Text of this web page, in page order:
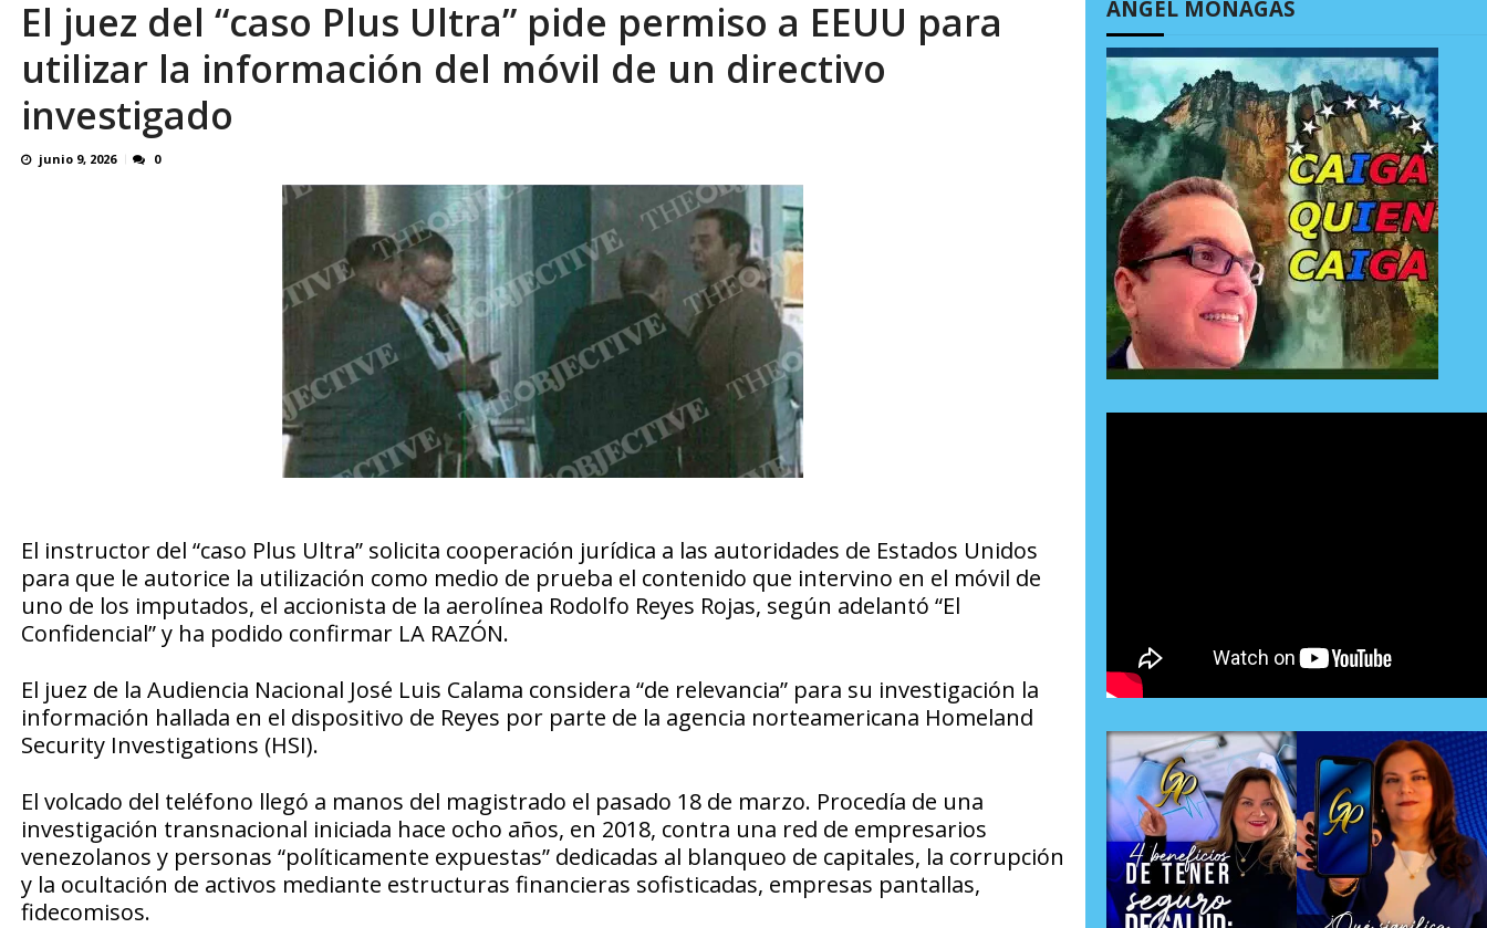
Familiares realizaron nueva vigilia en El Rodeo I por la libertad inmediata de l... AGOSTO 5, 2026
El juez del “caso Plus Ultra” pide permiso a EEUU para
utilizar la información del móvil de un directivo
investigado
junio 9, 2026 0
El instructor del “caso Plus Ultra” solicita cooperación jurídica a las autoridades de Estados Unidos
para que le autorice la utilización como medio de prueba el contenido que intervino en el móvil de
uno de los imputados, el accionista de la aerolínea Rodolfo Reyes Rojas, según adelantó “El
Confidencial” y ha podido confirmar LA RAZÓN.
El juez de la Audiencia Nacional José Luis Calama considera “de relevancia” para su investigación la
información hallada en el dispositivo de Reyes por parte de la agencia norteamericana Homeland
Security Investigations (HSI).
El volcado del teléfono llegó a manos del magistrado el pasado 18 de marzo. Procedía de una
investigación transnacional iniciada hace ocho años, en 2018, contra una red de empresarios
venezolanos y personas “políticamente expuestas” dedicadas al blanqueo de capitales, la corrupción
y la ocultación de activos mediante estructuras financieras sofisticadas, empresas pantallas,
fidecomisos.
ÁNGEL MONAGAS